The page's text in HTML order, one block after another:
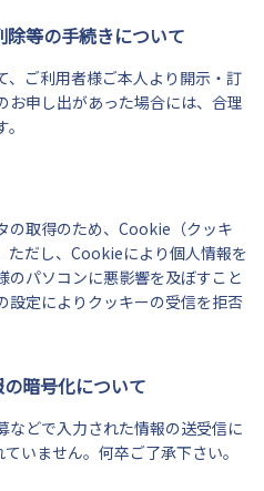
等の手続きについて
、ご利用者様ご本人より開示・訂
お申し出があった場合には、合理
の取得のため、Cookie（クッキ
ただし、Cookieにより個人情報を
パソコンに悪影響を及ぼすこと
設定によりクッキーの受信を拒否
暗号化について
などで入力された情報の送受信に
いません。何卒ご了承下さい。